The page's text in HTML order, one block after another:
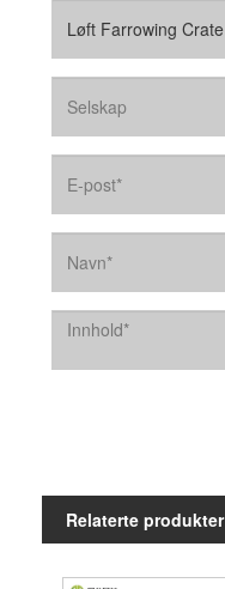
Relaterte produkter